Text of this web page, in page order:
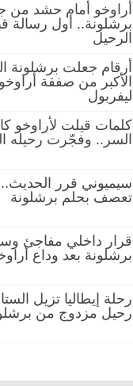
أراوخو أمام حشد من
برشلونة.. أول رسالة
الرحيل
أرقام جعلت برشلونة
الأكبر من صفقة
ليفربول
كلمات قيلت لأراوخو
السر.. وفجّرت رحيله
سيميوني قرر الحديث..
تعصف بحلم برشلونة
قرار داخلي مفاجئ
برشلونة بعد وداع
رحلة إيطاليا تزيل
رحيل مزدوج من